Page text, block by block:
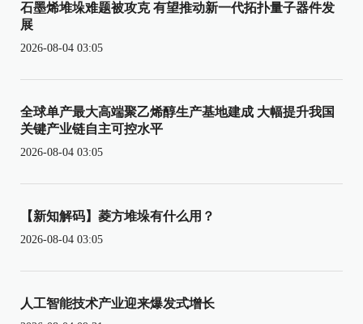
石墨烯堆垛难题被攻克 有望推动新一代拓扑量子器件发
展
2026-08-04 03:05
全球单产最大高端聚乙烯醇生产基地建成 大幅提升我国
关键产业链自主可控水平
2026-08-04 03:05
【新知解码】菱方堆垛有什么用？
2026-08-04 03:05
人工智能技术产业迎来爆发式增长